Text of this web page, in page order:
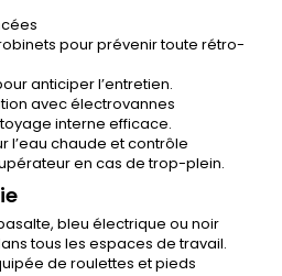
pour prévenir toute rétro-
anticiper l’entretien.
avec électrovannes
interne efficace.
l’eau chaude et contrôle
en cas de trop-plein.
bleu électrique ou noir
tous les espaces de travail.
de roulettes et pieds